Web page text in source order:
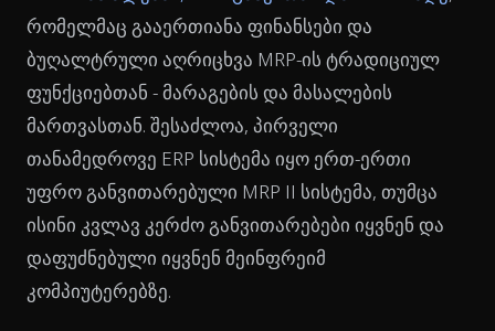
რომელმაც გააერთიანა ფინანსები და
ბუღალტრული აღრიცხვა MRP-ის ტრადიციულ
ფუნქციებთან - მარაგების და მასალების
მართვასთან. შესაძლოა, პირველი
თანამედროვე ERP სისტემა იყო ერთ-ერთი
უფრო განვითარებული MRP II სისტემა, თუმცა
ისინი კვლავ კერძო განვითარებები იყვნენ და
დაფუძნებული იყვნენ მეინფრეიმ
კომპიუტერებზე.